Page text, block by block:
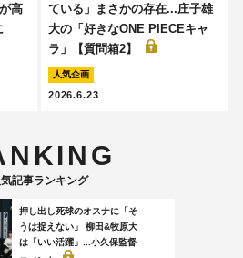
高
ている」まさかの存在...庄子雄
大の「好きなONE PIECEキャ
ラ」【質問箱2】
人気企画
2026.6.23
気記事ランキング
押し出し死球のオスナに「そ
うは捉えない」 柳田&牧原大
は「いい活躍」...小久保監督